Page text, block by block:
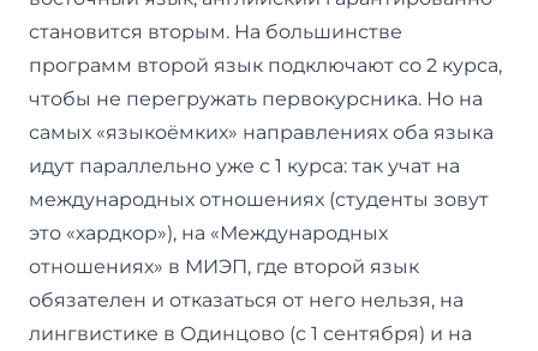
становится вторым. На большинстве
программ второй язык подключают со 2 курса,
чтобы не перегружать первокурсника. Но на
самых «языкоёмких» направлениях оба языка
идут параллельно уже с 1 курса: так учат на
международных отношениях (студенты зовут
это «хардкор»), на «Международных
отношениях» в МИЭП, где второй язык
обязателен и отказаться от него нельзя, на
лингвистике в Одинцово (с 1 сентября) и на